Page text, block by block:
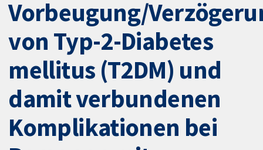
Vorbeugung/
von Typ-2-Diabetes
mellitus (T2DM) und
damit verbundenen
Komplikationen bei